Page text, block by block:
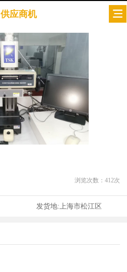
供应商机
浏览次数： 412次
发货地:上海市松江区